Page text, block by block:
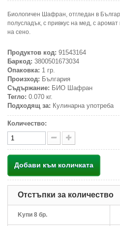
Биологичен Шафран, отгледан в
полусладък, с привкус на мед, с
на сено.
Продуктов код: 91543164
Баркод: 3800501673034
Опаковка: 1 гр.
Произход: България
Съдържание: БИО Шафран
Тегло: 0.070 кг.
Подходящ за: Кулинарна употреба
Количество:
Добави към количката
Отстъпки за количество
Kупи 8 бр.